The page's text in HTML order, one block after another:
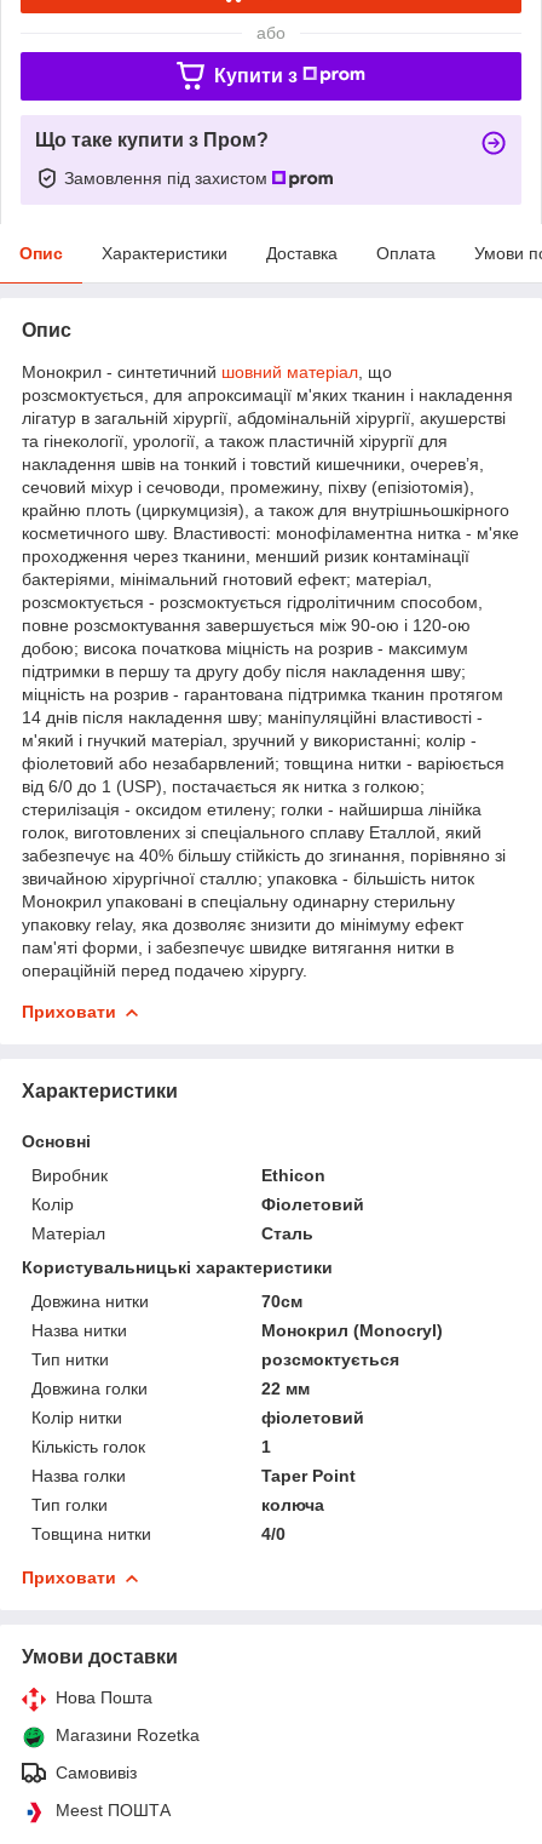
або
Купити з
Що таке купити з Пром?
Замовлення під захистом
Опис Характеристики Доставка Оплата Умови
Опис
Монокрил - синтетичний шовний матеріал , що
розсмоктується, для апроксимації м'яких тканин і накладення
лігатур в загальній хірургії, абдомінальній хірургії, акушерстві
та гінекології, урології, а також пластичній хірургії для
накладення швів на тонкий і товстий кишечники, очерев’я,
сечовий міхур і сечоводи, промежину, піхву (епізіотомія),
крайню плоть (циркумцизія), а також для внутрішньошкірного
косметичного шву. Властивості: монофіламентна нитка - м'яке
проходження через тканини, менший ризик контамінації
бактеріями, мінімальний гнотовий ефект; матеріал,
розсмоктується - розсмоктується гідролітичним способом,
повне розсмоктування завершується між 90-ою і 120-ою
добою; висока початкова міцність на розрив - максимум
підтримки в першу та другу добу після накладення шву;
міцність на розрив - гарантована підтримка тканин протягом
14 днів після накладення шву; маніпуляційні властивості -
м'який і гнучкий матеріал, зручний у використанні; колір -
фіолетовий або незабарвлений; товщина нитки - варіюється
від 6/0 до 1 (USP), постачається як нитка з голкою;
стерилізація - оксидом етилену; голки - найширша лінійка
голок, виготовлених зі спеціального сплаву Еталлой, який
забезпечує на 40% більшу стійкість до згинання, порівняно зі
звичайною хірургічної сталлю; упаковка - більшість ниток
Монокрил упаковані в спеціальну одинарну стерильну
упаковку relay, яка дозволяє знизити до мінімуму ефект
пам'яті форми, і забезпечує швидке витягання нитки в
операційній перед подачею хірургу.
Приховати
Характеристики
Основні
Виробник
Ethicon
Колір
Фіолетовий
Матеріал
Сталь
Користувальницькі характеристики
Довжина нитки
70см
Назва нитки
Монокрил (Monocryl)
Тип нитки
розсмоктується
Довжина голки
22 мм
Колір нитки
фіолетовий
Кількість голок
1
Назва голки
Taper Point
Тип голки
колюча
Товщина нитки
4/0
Приховати
Умови доставки
Нова Пошта
Магазини Rozetka
Самовивіз
Meest ПОШТА